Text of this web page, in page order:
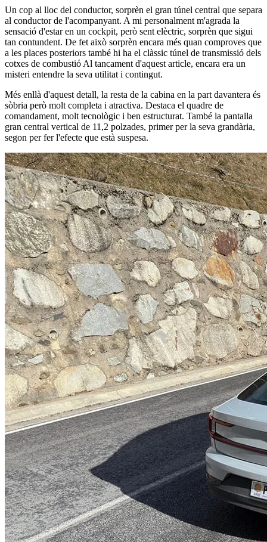
Un cop al lloc del conductor, sorprèn el gran túnel central que separa
al conductor de l'acompanyant. A mi personalment m'agrada la
sensació d'estar en un cockpit, però sent elèctric, sorprèn que sigui
tan contundent. De fet això sorprèn encara més quan comproves que
a les places posteriors també hi ha el clàssic túnel de transmissió dels
cotxes de combustió Al tancament d'aquest article, encara era un
misteri entendre la seva utilitat i contingut.
Més enllà d'aquest detall, la resta de la cabina en la part davantera és
sòbria però molt completa i atractiva. Destaca el quadre de
comandament, molt tecnològic i ben estructurat. També la pantalla
gran central vertical de 11,2 polzades, primer per la seva grandària,
segon per fer l'efecte que està suspesa.